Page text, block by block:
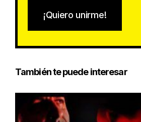
¡Quiero unirme!
También te puede interesar